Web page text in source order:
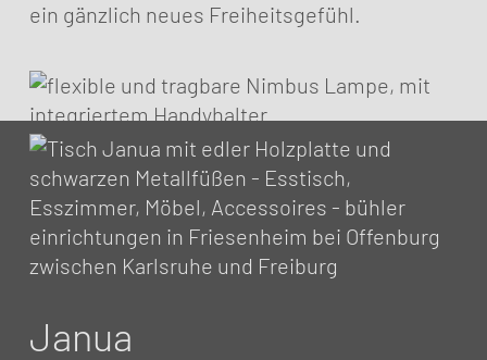
ein gänzlich neues Freiheitsgefühl.
Janua